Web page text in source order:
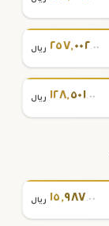
٢٥٧,٠٠٢.٠٠ ريال
١٢٨,٥٠١.٠٠ ريال
١٥,٩٨٧.٠٠ ريال